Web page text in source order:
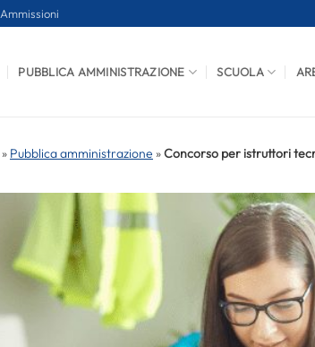
Ammissioni
PUBBLICA AMMINISTRAZIONE SCUOLA
» Pubblica amministrazione »Concorso per istruttori